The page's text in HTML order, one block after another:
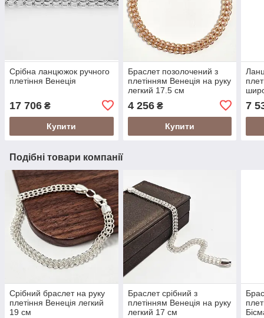
Срібна ланцюжок ручного
плетіння Венеція
17 706 ₴
Купити
Браслет позолочений з
плетінням Венеція на руку
легкий 17.5 см
4 256₴
Купити
7
Подібні товари компанії
Срібний браслет на руку
плетіння Венеція легкий
19 см
Браслет срібний з
плетінням Венеція на руку
легкий 17 см